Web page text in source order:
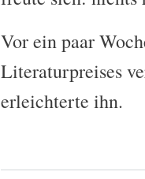
Vor ein paar
Literaturpreises
erleichterte ihn.